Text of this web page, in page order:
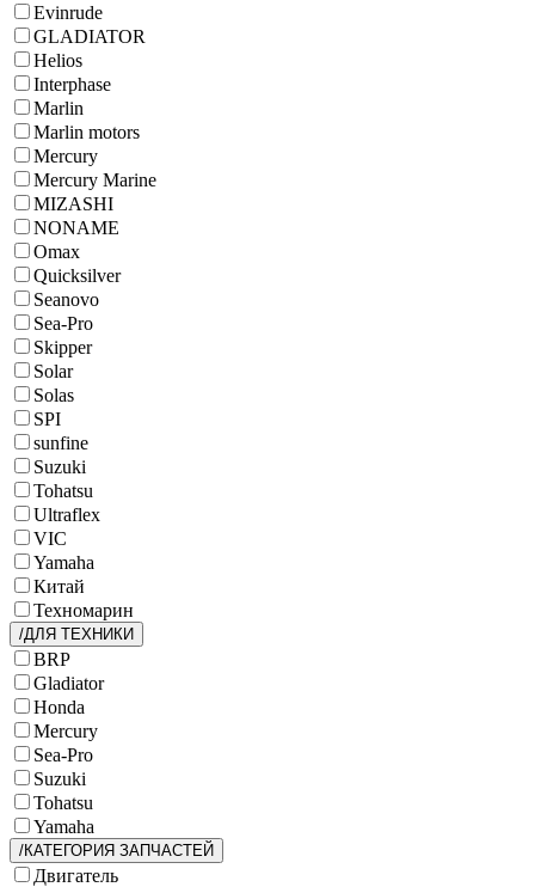
Evinrude
GLADIATOR
Helios
Interphase
Marlin
Marlin motors
Mercury
Mercury Marine
MIZASHI
NONAME
Omax
Quicksilver
Seanovo
Sea-Pro
Skipper
Solar
Solas
SPI
sunfine
Suzuki
Tohatsu
Ultraflex
VIC
Yamaha
Китай
Техномарин
/ДЛЯ ТЕХНИКИ
BRP
Gladiator
Honda
Mercury
Sea-Pro
Suzuki
Tohatsu
Yamaha
/КАТЕГОРИЯ ЗАПЧАСТЕЙ
Двигатель